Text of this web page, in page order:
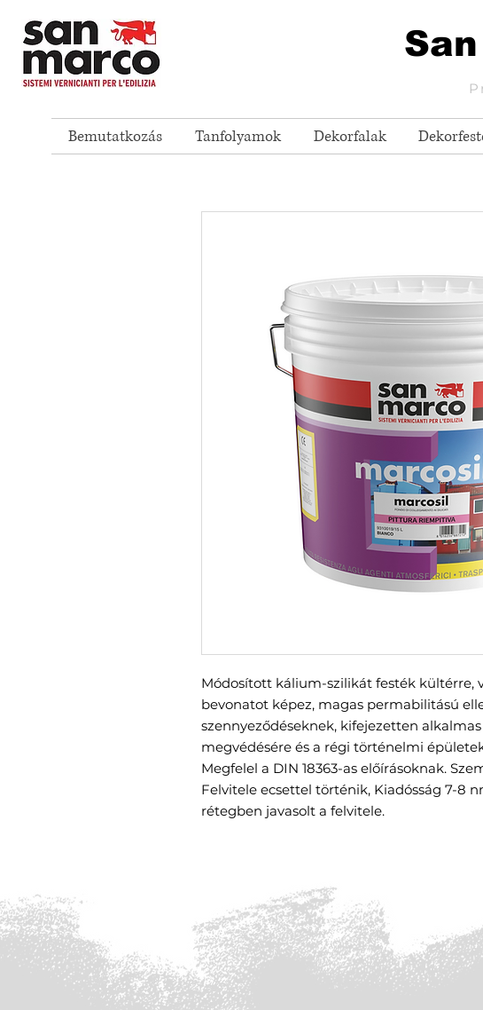
Bemutatkozás Tanfolyamok Dekorfalak
Módosított kálium-szilikát festék kültérre,
bevonatot képez, magas permabilitású
szennyeződéseknek, kifejezetten
megvédésére és a régi történelmi
Megfelel a DIN 18363-as előírásoknak.
Felvitele ecsettel történik, Kiadósság 7-8
rétegben javasolt a felvitele.